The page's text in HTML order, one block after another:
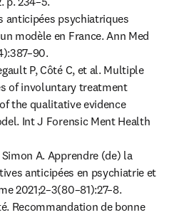
anticipées psychiatriques
modèle en France. Ann Med
P, Côté C, et al. Multiple
of involuntary treatment
the qualitative evidence
Int J Forensic Ment Health
A. Apprendre (de) la
anticipées en psychiatrie et
2021;2–3(80–81):27–8.
Recommandation de bonne